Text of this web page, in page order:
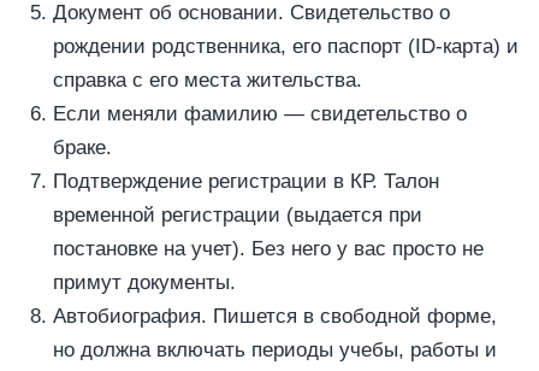
Документ об основании. Свидетельство о
рождении родственника, его паспорт (ID-карта) и
справка с его места жительства.
Если меняли фамилию — свидетельство о
браке.
Подтверждение регистрации в КР. Талон
временной регистрации (выдается при
постановке на учет). Без него у вас просто не
примут документы.
Автобиография. Пишется в свободной форме,
но должна включать периоды учебы, работы и